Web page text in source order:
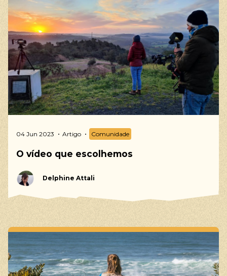
04 Jun 2023 Artigo Comunidade
O vídeo que escolhemos
Delphine Attali